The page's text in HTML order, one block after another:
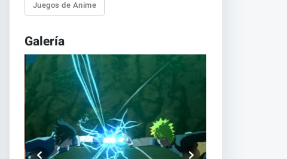
Juegos de Anime
Galería